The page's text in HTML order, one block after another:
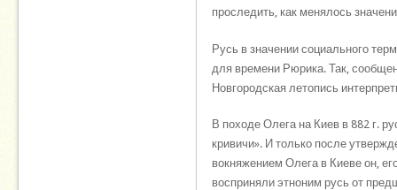
проследить, как менялось
Русь в значении социального
для времени Рюрика. Так,
Новгородская летопись
В походе Олега на Киев в 882 г.
кривичи». И только после
вокняжением Олега в Киеве он,
восприняли этноним русь от